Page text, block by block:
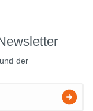
und der